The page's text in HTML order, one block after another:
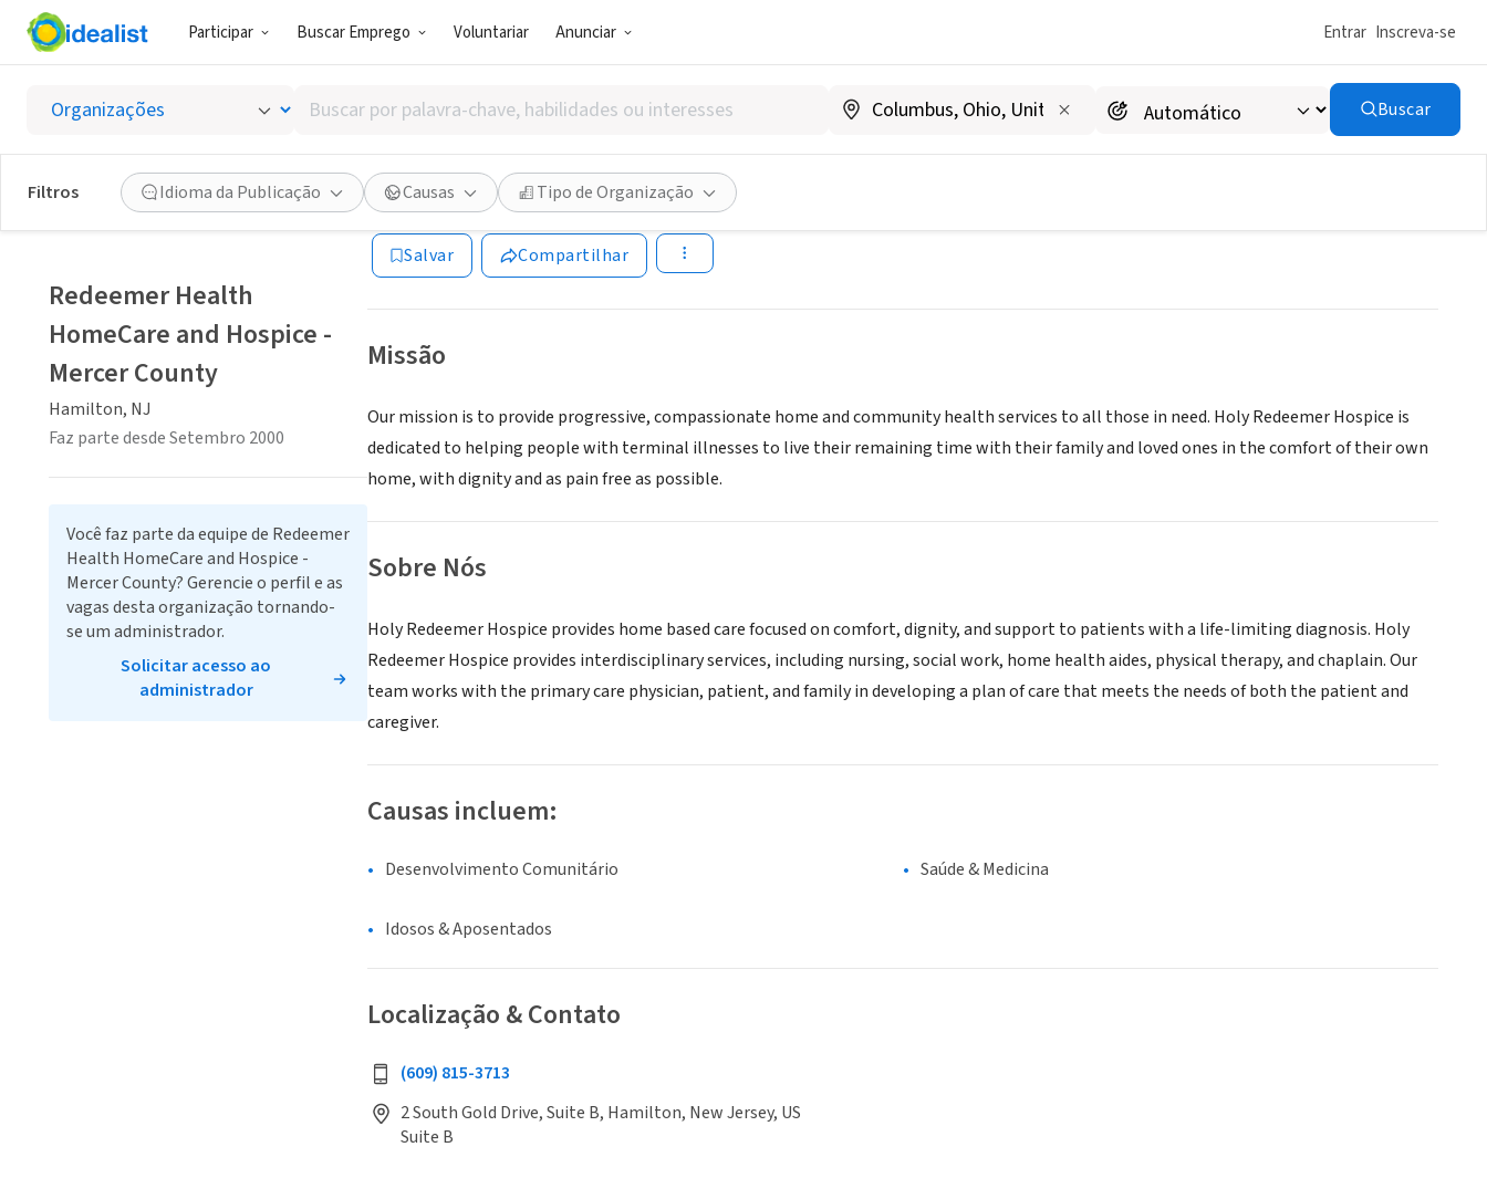
Participar Buscar Emprego Voluntariar Anunciar Entrar Inscreva-se
Buscar
por
palavra-
chave,
habilidades
ou
interesses
Buscar
Filtros Idioma da Publicação Causas Tipo de Organização
Redeemer Health HomeCare and Hospice - Mercer County
Hamilton, NJ|www.redeemerhealth.org/locations/redeemer-health-home-care-and-hospice-mercer-county
Salvar Compartilhar
Missão
Our mission is to provide progressive, compassionate home and community health services to all those in need. Holy Redeemer Hospice is
dedicated to helping people with terminal illnesses to live their remaining time with their family and loved ones in the comfort of their own
home, with dignity and as pain free as possible.
Sobre Nós
Holy Redeemer Hospice provides home based care focused on comfort, dignity, and support to patients with a life-limiting diagnosis. Holy
Redeemer Hospice provides interdisciplinary services, including nursing, social work, home health aides, physical therapy, and chaplain. Our
team works with the primary care physician, patient, and family in developing a plan of care that meets the needs of both the patient and
caregiver.
Causas incluem:
Desenvolvimento Comunitário Saúde & Medicina
Idosos & Aposentados
Localização & Contato
(609) 815-3713
2 South Gold Drive, Suite B, Hamilton, New Jersey, US
Suite B
Redeemer Health
HomeCare and Hospice -
Mercer County
Hamilton, NJ
Faz parte desde Setembro 2000
Você faz parte da equipe de Redeemer
Health HomeCare and Hospice -
Mercer County? Gerencie o perfil e as
vagas desta organização tornando-
se um administrador.
Solicitar acesso ao
administrador